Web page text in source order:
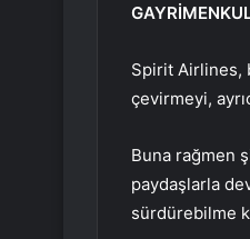
Spirit Airlines,
çevirmeyi,
Buna rağmen
paydaşlarla
sürdürebilme